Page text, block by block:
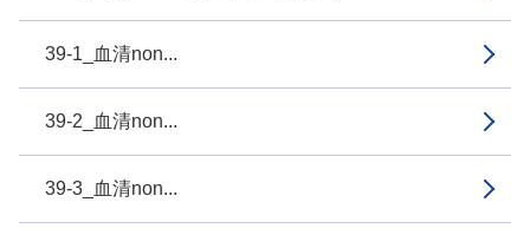
39-1_血清non...
39-2_血清non...
39-3_血清non...